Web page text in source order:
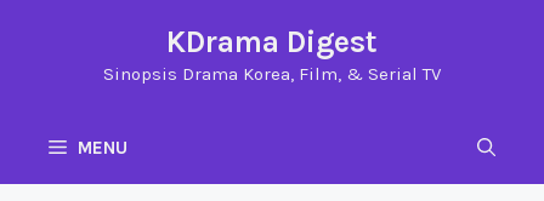
KDrama Digest
Sinopsis Drama Korea, Film, & Serial TV
MENU